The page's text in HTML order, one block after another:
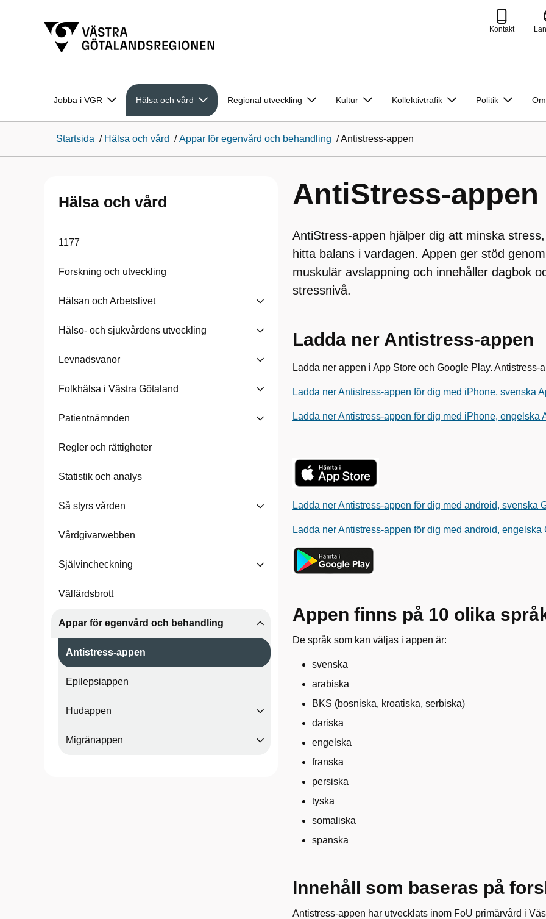
Kontakt
Jobba i VGR Hälsa och vård Regional utveckling Kultur Kollektivtrafik Politik
Startsida / Hälsa och vård /Appar för egenvård och behandling /Antistress-appen
Hälsa och vård
1177
Forskning och utveckling
Hälsan och Arbetslivet
Hälso- och sjukvårdens utveckling
Levnadsvanor
Folkhälsa i Västra Götaland
Patientnämnden
Regler och rättigheter
Statistik och analys
Så styrs vården
Vårdgivarwebben
Självincheckning
Välfärdsbrott
Appar för egenvård och behandling
Antistress-appen
Epilepsiappen
Hudappen
Migränappen
AntiStress-appen
AntiStress-appen hjälper dig att minska
hitta balans i vardagen. Appen ger stöd
muskulär avslappning och innehåller dagbok
stressnivå.
Ladda ner Antistress-appen
Ladda ner appen i App Store och Google Play. Antistress-
Ladda ner Antistress-appen för dig med iPhone, svenska
Ladda ner Antistress-appen för dig med iPhone, engelska
Ladda ner Antistress-appen för dig med android, svenska
Ladda ner Antistress-appen för dig med android, engelska
Appen finns på 10 olika
De språk som kan väljas i appen är:
svenska
arabiska
BKS (bosniska, kroatiska, serbiska)
dariska
engelska
franska
persiska
tyska
somaliska
spanska
Innehåll som baseras på
Antistress-appen har utvecklats inom FoU primärvård i